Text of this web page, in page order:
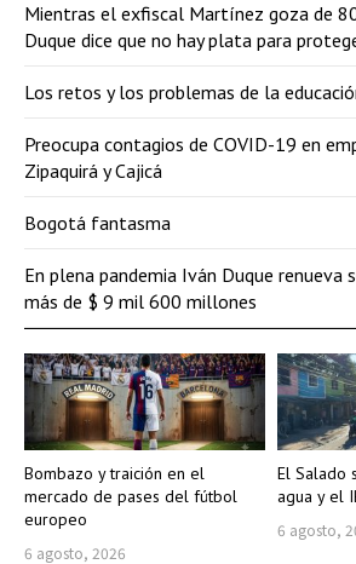
Bombazo y traición en el
mercado de pases del fútbol
europeo
6 agosto, 2026
El Salado
agua y el
6 agosto,
Mientras el exfiscal Martínez goza de
Duque dice que no hay plata para
Los retos y los problemas de la
Preocupa contagios de COVID-19 en
Zipaquirá y Cajicá
Bogotá fantasma
En plena pandemia Iván Duque renueva
más de $ 9 mil 600 millones